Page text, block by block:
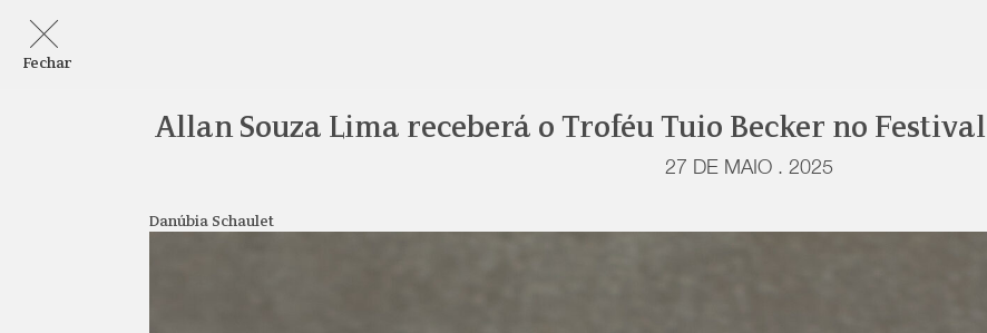
Fechar
Allan Souza Lima receberá o Troféu Tuio Becker no
27 DE MAIO . 2025
Danúbia Schaulet